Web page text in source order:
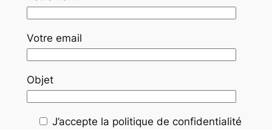
Votre email
Objet
J’accepte la politique de confidentialité